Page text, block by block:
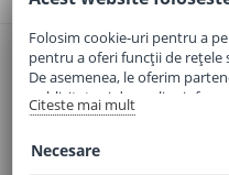
Email:office@elaptepraf.ro
Telefon:0745-964-449
Adresa:Sos. Borsului, Nr. 20,
Folosim cookie-uri pentru a
pentru a oferi funcții de rețele
De asemenea, le oferim
publicitate și de analize
folosiți site-ul nostru. Aceștia
Citeste mai mult
Necesare